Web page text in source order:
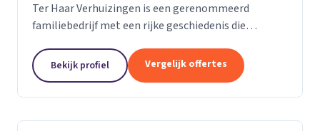
Ter Haar Verhuizingen is een gerenommeerd
familiebedrijf met een rijke geschiedenis die
gespecialiseerd in het bieden van naadloze en
zorgeloze verhuisdiensten...
Bekijk profiel Vergelijk offertes